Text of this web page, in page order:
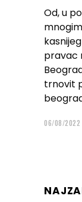
Od, u
pravac
trnovit
06/08/2022